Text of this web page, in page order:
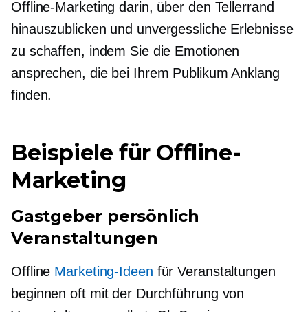
Offline-Marketing darin, über den Tellerrand
hinauszublicken und unvergessliche Erlebnisse
zu schaffen, indem Sie die Emotionen
ansprechen, die bei Ihrem Publikum Anklang
finden.
Beispiele für Offline-
Marketing
Gastgeber persönlich
Veranstaltungen
Offline Marketing-Ideen für Veranstaltungen
beginnen oft mit der Durchführung von